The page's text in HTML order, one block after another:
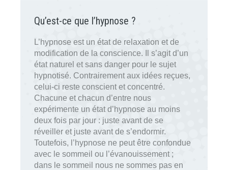
Qu’est-ce que l’hypnose ?
L’hypnose est un état de relaxation et de
modification de la conscience. Il s’agit d’un
état naturel et sans danger pour le sujet
hypnotisé. Contrairement aux idées reçues,
celui-ci reste conscient et concentré.
Chacune et chacun d’entre nous
expérimente un état d’hypnose au moins
deux fois par jour : juste avant de se
réveiller et juste avant de s’endormir.
Toutefois, l’hypnose ne peut être confondue
avec le sommeil ou l’évanouissement ;
dans le sommeil nous ne sommes pas en